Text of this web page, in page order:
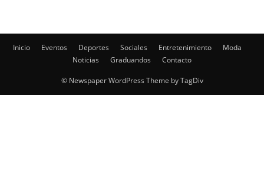
Inicio Eventos Deportes Sociales Entretenimiento
Moda
Noticias
Graduandos Contacto
© Newspaper WordPress Theme by TagDiv